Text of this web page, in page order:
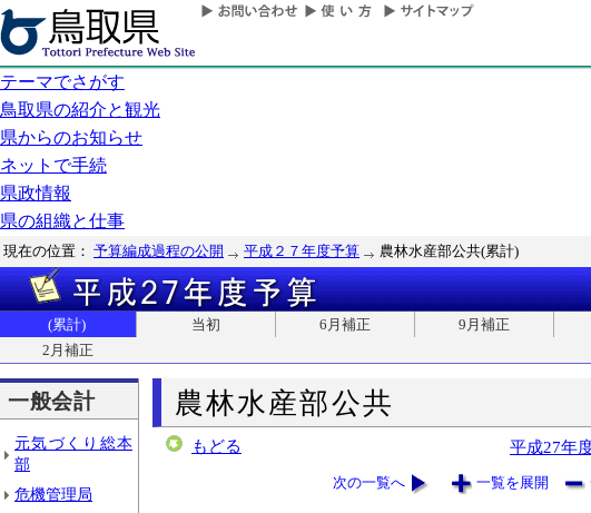
テーマでさがす
鳥取県の紹介と観光
県からのお知らせ
ネットで手続
県政情報
県の組織と仕事
現在の位置： 予算編成過程の公開 平成２７年度予算 農林水産部公共(累計)
(累計) 当初 6月補正 9月補正
2月補正
一般会計
元気づくり総本
部
危機管理局
農林水産部公共
もどる 平成27年
次の一覧へ 一覧を展開